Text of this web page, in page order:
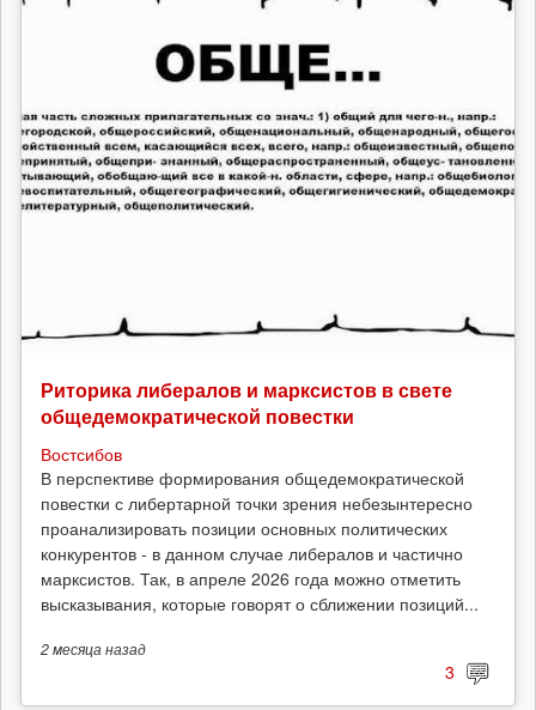
Риторика либералов и марксистов в свете
общедемократической повестки
Востсибов
В перспективе формирования общедемократической
повестки с либертарной точки зрения небезынтересно
проанализировать позиции основных политических
конкурентов - в данном случае либералов и частично
марксистов. Так, в апреле 2026 года можно отметить
высказывания, которые говорят о сближении позиций...
2 месяца назад
3